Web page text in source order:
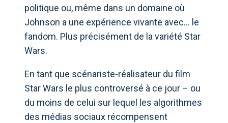
politique ou, même dans un domaine où
Johnson a une expérience vivante avec… le
fandom. Plus précisément de la variété Star
Wars.
En tant que scénariste-réalisateur du film
Star Wars le plus controversé à ce jour – ou
du moins de celui sur lequel les algorithmes
des médias sociaux récompensent